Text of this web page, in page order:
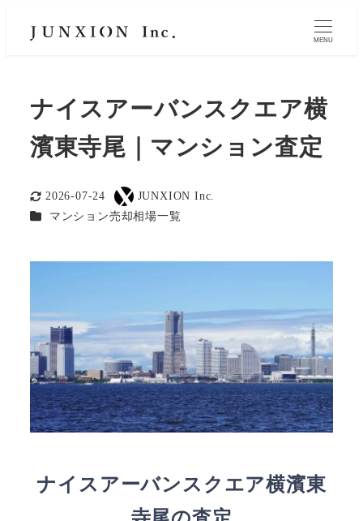
MENU
ナイスアーバンスクエア横
濱東寺尾｜マンション査定
更新日
2026-07-24
著
者
JUNXION Inc.
カテゴリー
マンション売却相場一覧
ナイスアーバンスクエア横濱東